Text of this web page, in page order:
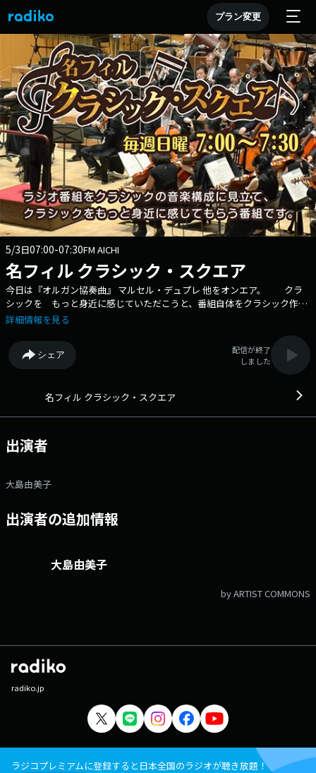
プラン変更
5/3日07:00-07:30FM AICHI
名フィル クラシック・スクエア
今日は『オルガン協奏曲』 マルセル・デュプレ 他をオンエア。 クラ
シックを もっと身近に感じていただこうと、番組自体をクラシック作品
に例え、タイトルにOpus（オーパス）・作品番号を付けて、さらに、番
などを交えながら、クラシックの魅力や豆知識を お伝えしていきま
す。 ◆ラジオ番組をクラシックの音楽構成に見立て、クラシックをも
っと身近に感じてもらう番組です。◆ メッセージ・リクエストはこち
「@FMAICHI」
詳細情報を見る
シェア
配信が終了
しました
名フィル クラシック・スクエア
出演者
大島由美子
出演者の追加情報
大島由美子
by ARTIST COMMONS
radiko.jp
ラジコプレミアムに登録すると日本全国のラジオが聴き放題！